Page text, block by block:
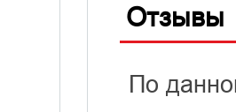
Отзывы
По